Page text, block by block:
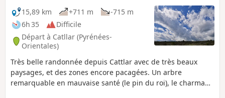
15,89 km
+711 m
-715 m
6h 35
Difficile
Départ à Catllar (Pyrénées-
Orientales)
Très belle randonnée depuis Cattlar avec de très beaux
paysages, et des zones encore pacagées. Un arbre
remarquable en mauvaise santé (le pin du roi), le charmant